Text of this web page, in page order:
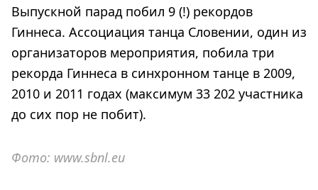
Выпускной парад побил 9 (!) рекордов
Гиннеса. Ассоциация танца Словении, один из
организаторов мероприятия, побила три
рекорда Гиннеса в синхронном танце в 2009,
2010 и 2011 годах (максимум 33 202 участника
до сих пор не побит).
Фото: www.sbnl.eu